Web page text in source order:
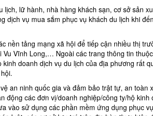
lữ hành, nhà hàng khách sạn, cơ sở sản
dịch vụ mua sắm phục vụ khách du lịch khi
nền tảng mạng xã hội để tiếp cận nhiều thị
Vĩnh Long,… Ngoài các trang thông tin
doanh dịch vụ du lịch của địa phương rất
an ninh quốc gia và đảm bảo trật tự, an toàn
động các đơn vị/doanh nghiệp/công ty/hộ kinh
vào sử dụng các phần mềm ứng dụng phục